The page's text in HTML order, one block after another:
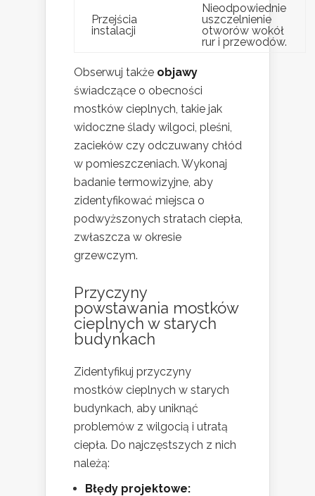
Przejścia
instalacji
Nieodpowiednie
uszczelnienie
otworów wokół
rur i przewodów.
Obserwuj także objawy
świadczące o obecności
mostków cieplnych, takie jak
widoczne ślady wilgoci, pleśni,
zacieków czy odczuwany chłód
w pomieszczeniach. Wykonaj
badanie termowizyjne, aby
zidentyfikować miejsca o
podwyższonych stratach ciepła,
zwłaszcza w okresie
grzewczym.
Przyczyny
powstawania mostków
cieplnych w starych
budynkach
Zidentyfikuj przyczyny
mostków cieplnych w starych
budynkach, aby uniknąć
problemów z wilgocią i utratą
ciepła. Do najczęstszych z nich
należą:
Błędy projektowe: